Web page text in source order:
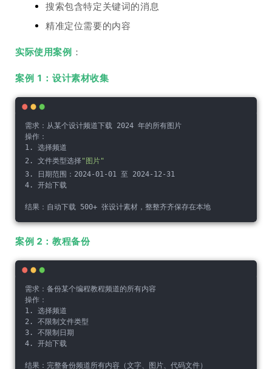
搜索包含特定关键词的消息
精准定位需要的内容
实际使用案例 ：
案例 1：设计素材收集
需求：从某个设计频道下载 2024 年的所有图片
操作：
1. 选择频道
2. 文件类型选择"图片"
3. 日期范围：2024-01-01 至 2024-12-31
4. 开始下载
结果：自动下载 500+ 张设计素材，整整齐齐保存在本地
案例 2：教程备份
需求：备份某个编程教程频道的所有内容
操作：
1. 选择频道
2. 不限制文件类型
3. 不限制日期
4. 开始下载
结果：完整备份频道所有内容（文字、图片、代码文件）